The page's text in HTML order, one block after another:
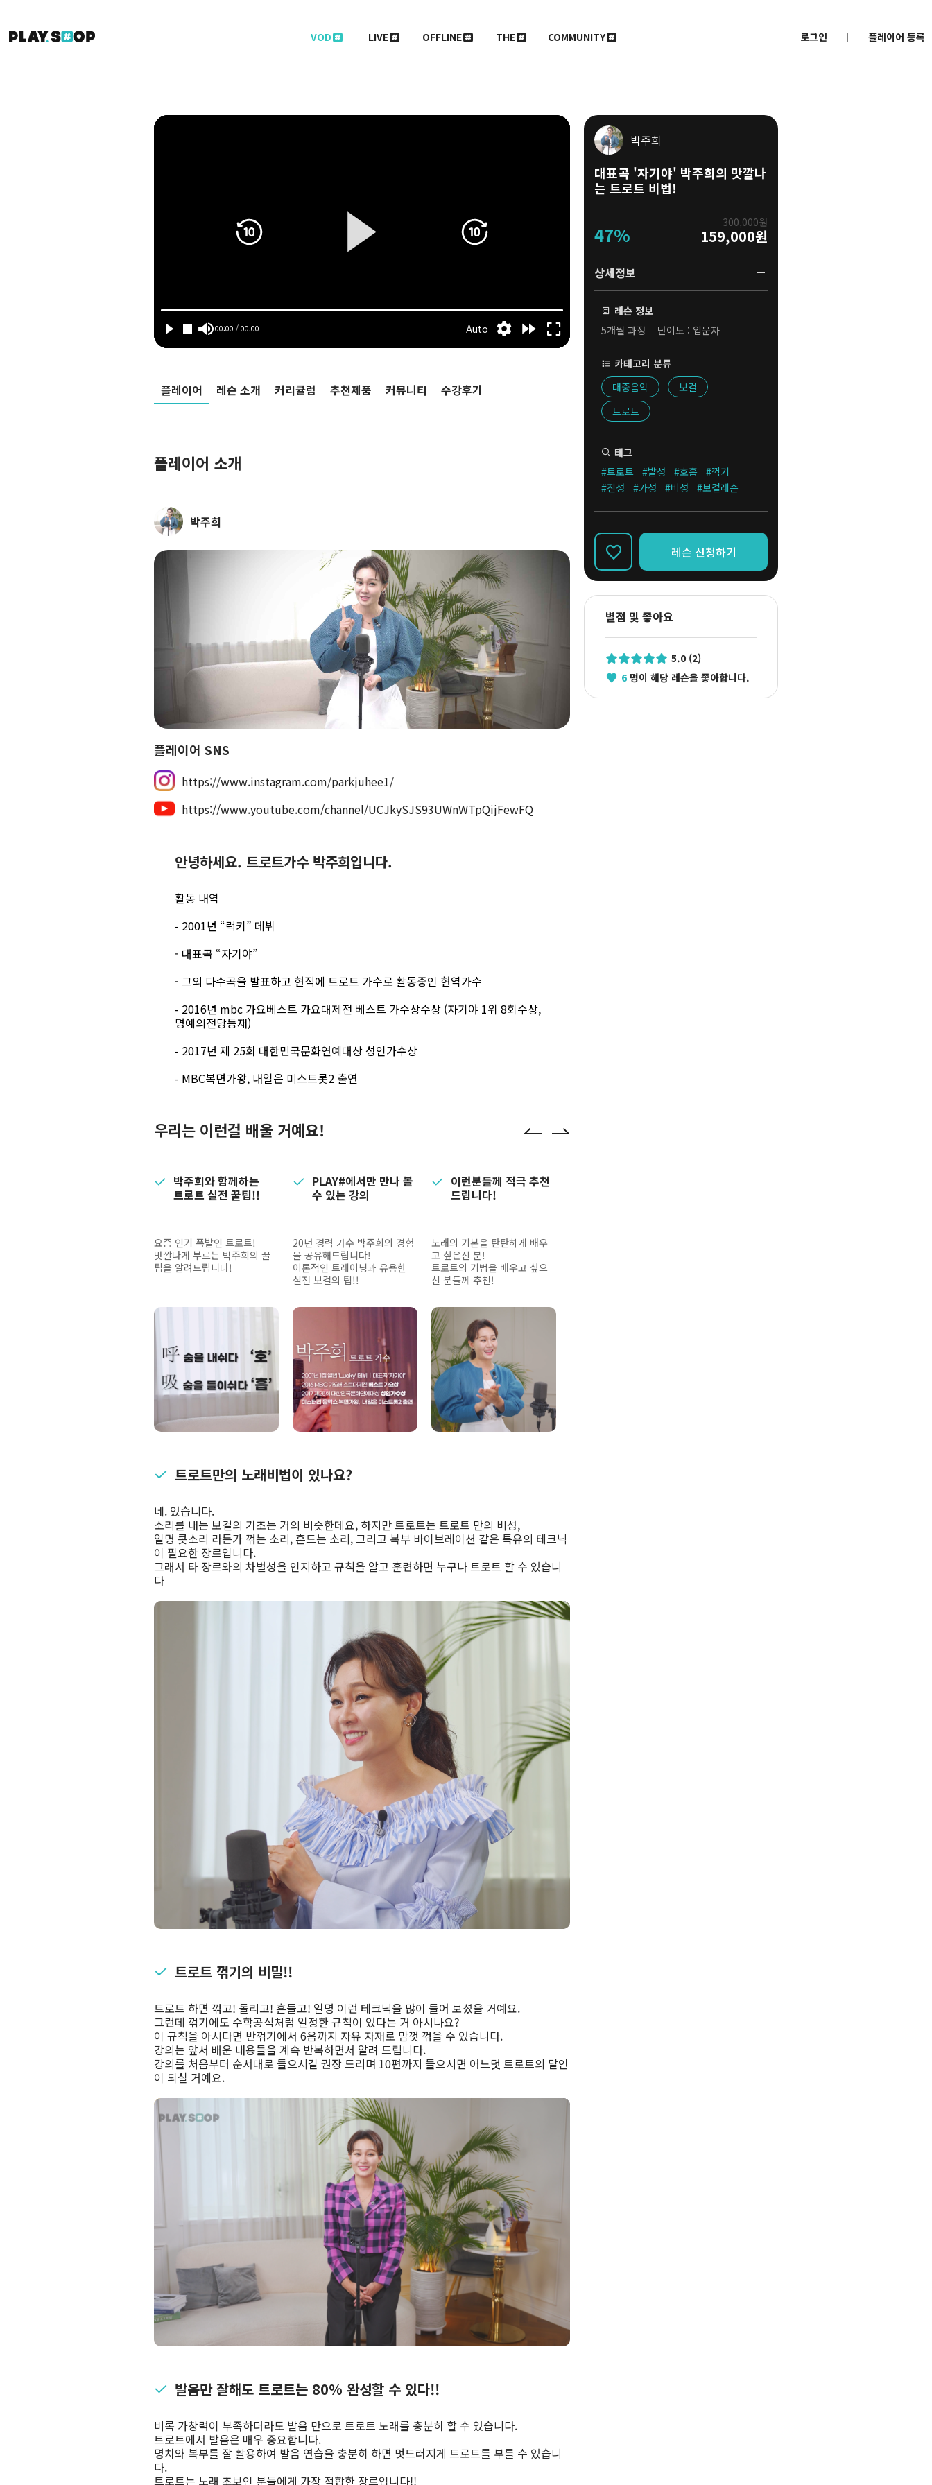
VOD LIVE OFFLINE THE COMMUNITY 로그인 플레이어 등록
플레이어 레슨 소개 커리큘럼 추천제품 커뮤니티 수강후기
플레이어 소개
박주희
플레이어 SNS
https://www.instagram.com/parkjuhee1/
https://www.youtube.com/channel/UCJkySJS93UWnWTpQijFewFQ
안녕하세요. 트로트가수 박주희입니다.
활동 내역
- 2001년 “럭키” 데뷔
- 대표곡 “자기야”
- 그외 다수곡을 발표하고 현직에 트로트 가수로 활동중인 현역가수
- 2016년 mbc 가요베스트 가요대제전 베스트 가수상수상 (자기야 1위 8회수상,
명예의전당등재)
- 2017년 제 25회 대한민국문화연예대상 성인가수상
- MBC복면가왕, 내일은 미스트롯2 출연
우리는 이런걸 배울 거예요!
박주희와 함께하는
트로트 실전 꿀팁!!
요즘 인기 폭발인 트로트!
맛깔나게 부르는 박주희의 꿀
팁을 알려드립니다!
PLAY#에서만 만나 볼
수 있는 강의
20년 경력 가수 박주희의 경험
을 공유해드립니다!
이론적인 트레이닝과 유용한
실전 보컬의 팁!!
이런분들께 적극 추천
드립니다!
노래의 기본을 탄탄하게 배우
고 싶은신 분!
트로트의 기법을 배우고 싶으
신 분들께 추천!
트로트만의 노래비법이 있나요?
네. 있습니다.
소리를 내는 보컬의 기초는 거의 비슷한데요, 하지만 트로트는 트로트 만의 비성,
일명 콧소리 라든가 꺾는 소리, 흔드는 소리, 그리고 복부 바이브레이션 같은 특유의 테크닉
이 필요한 장르입니다.
그래서 타 장르와의 차별성을 인지하고 규칙을 알고 훈련하면 누구나 트로트 할 수 있습니
다
트로트 꺾기의 비밀!!
트로트 하면 꺾고! 돌리고! 흔들고! 일명 이런 테크닉을 많이 들어 보셨을 거예요.
그런데 꺾기에도 수학공식처럼 일정한 규칙이 있다는 거 아시나요?
이 규칙을 아시다면 반꺾기에서 6음까지 자유 자재로 맘껏 꺾을 수 있습니다.
강의는 앞서 배운 내용들을 계속 반복하면서 알려 드립니다.
강의를 처음부터 순서대로 들으시길 권장 드리며 10편까지 들으시면 어느덧 트로트의 달인
이 되실 거예요.
발음만 잘해도 트로트는 80% 완성할 수 있다!!
비록 가창력이 부족하더라도 발음 만으로 트로트 노래를 충분히 할 수 있습니다.
트로트에서 발음은 매우 중요합니다.
명치와 복부를 잘 활용하여 발음 연습을 충분히 하면 멋드러지게 트로트를 부를 수 있습니
다.
트로트는 노래 초보인 분들에게 가장 적합한 장르입니다!!
박주희
대표곡 '자기야' 박주희의 맛깔나
는 트로트 비법!
47%
300,000원
159,000원
상세정보
레슨 정보
5개월 과정
난이도 : 입문자
카테고리 분류
대중음악
보컬
트로트
태그
#트로트 #발성 #호흡
#꺽기
#진성
#가성 #비성 #보컬레슨
레슨 신청하기
별점 및 좋아요
5.0 (2)
6 명이 해당 레슨을 좋아합니다.